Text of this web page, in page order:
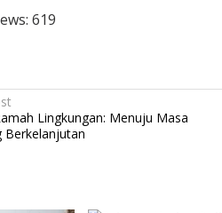
619
Lingkungan: Menuju Masa
Berkelanjutan